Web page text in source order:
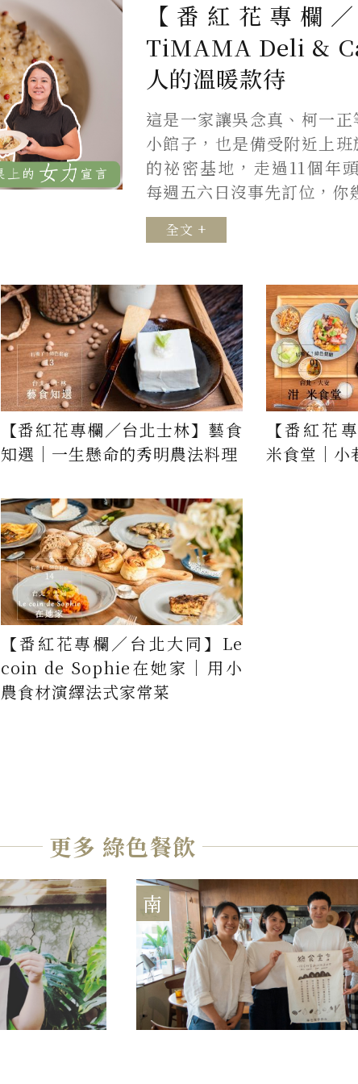
【番紅花專欄
TiMAMA Deli &
人的溫暖款待
這是一家讓吳念真、柯一
小館子，也是備受附近上
的祕密基地，走過11個年
每週五六日沒事先訂位，你
全文 +
【番紅花專欄／台北士林】藝食
知選｜一生懸命的秀明農法料理
【番紅花
米食堂｜小
【番紅花專欄／台北大同】Le
coin de Sophie在她家｜用小
農食材演繹法式家常菜
更多 綠色餐飲
南